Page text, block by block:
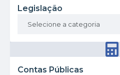
Legislação
Contas Públicas